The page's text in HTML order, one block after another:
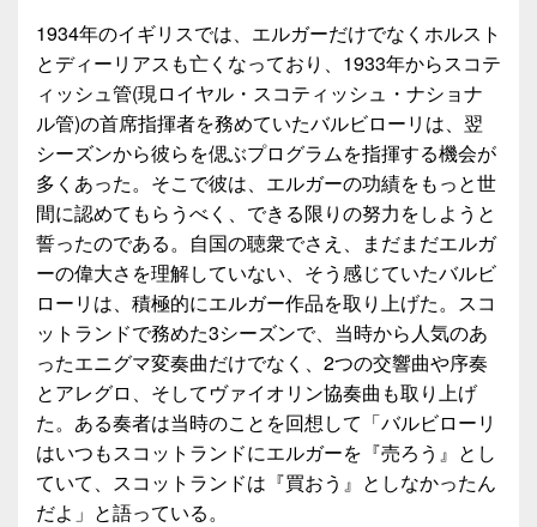
1934年のイギリスでは、エルガーだけでなくホルスト
とディーリアスも亡くなっており、1933年からスコテ
ィッシュ管(現ロイヤル・スコティッシュ・ナショナ
ル管)の首席指揮者を務めていたバルビローリは、翌
シーズンから彼らを偲ぶプログラムを指揮する機会が
多くあった。そこで彼は、エルガーの功績をもっと世
間に認めてもらうべく、できる限りの努力をしようと
誓ったのである。自国の聴衆でさえ、まだまだエルガ
ーの偉大さを理解していない、そう感じていたバルビ
ローリは、積極的にエルガー作品を取り上げた。スコ
ットランドで務めた3シーズンで、当時から人気のあ
ったエニグマ変奏曲だけでなく、2つの交響曲や序奏
とアレグロ、そしてヴァイオリン協奏曲も取り上げ
た。ある奏者は当時のことを回想して「バルビローリ
はいつもスコットランドにエルガーを『売ろう』とし
ていて、スコットランドは『買おう』としなかったん
だよ」と語っている。